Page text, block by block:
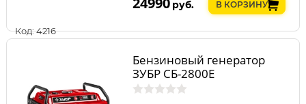
Код: 4216
руб. В КОРЗИНУ
Бензиновый генератор
ЗУБР СБ-2800Е